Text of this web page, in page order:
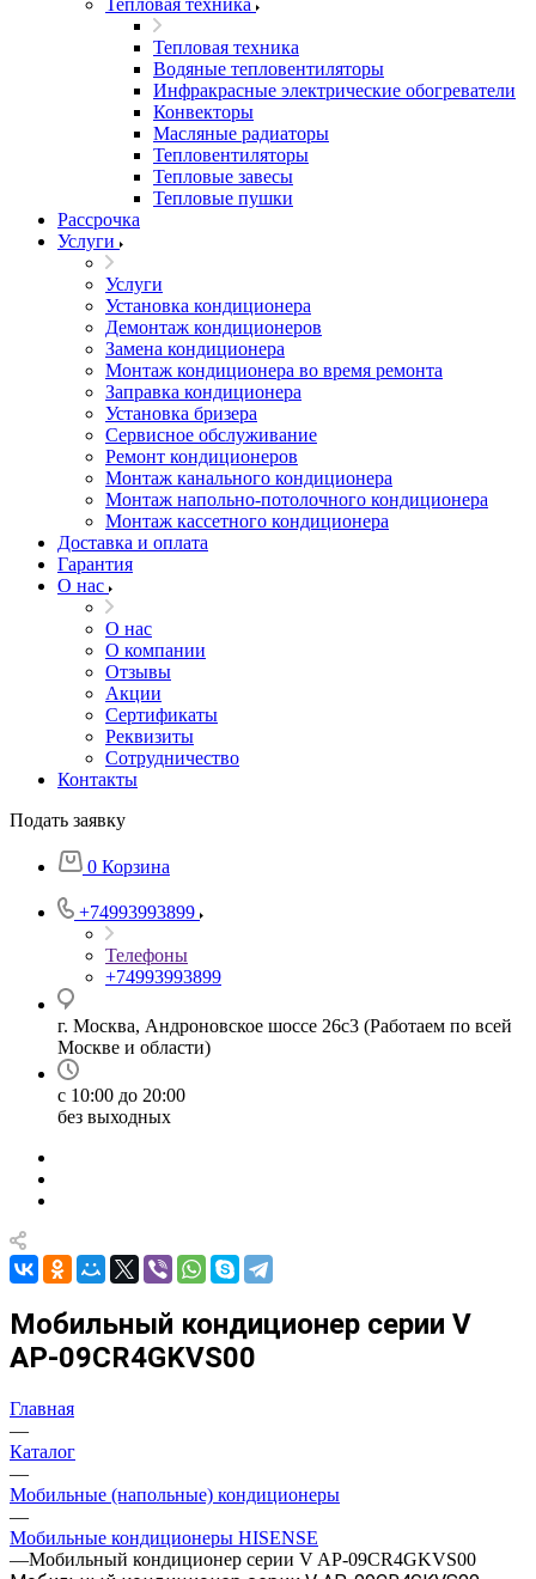
Тепловая техника
Тепловая техника
Водяные тепловентиляторы
Инфракрасные электрические обогреватели
Конвекторы
Масляные радиаторы
Тепловентиляторы
Тепловые завесы
Тепловые пушки
Рассрочка
Услуги
Услуги
Установка кондиционера
Демонтаж кондиционеров
Замена кондиционера
Монтаж кондиционера во время ремонта
Заправка кондиционера
Установка бризера
Сервисное обслуживание
Ремонт кондиционеров
Монтаж канального кондиционера
Монтаж напольно-потолочного кондиционера
Монтаж кассетного кондиционера
Доставка и оплата
Гарантия
О нас
О нас
О компании
Отзывы
Акции
Cертификаты
Реквизиты
Сотрудничество
Контакты
Подать заявку
0 Корзина
+74993993899
Телефоны
+74993993899
г. Москва, Андроновское шоссе 26с3 (Работаем по всей
Москве и области)
с 10:00 до 20:00
без выходных
Мобильный кондиционер cерии V
AP-09CR4GKVS00
Главная
—
Каталог
—
Мобильные (напольные) кондиционеры
—
Мобильные кондиционеры HISENSE
—Мобильный кондиционер cерии V AP-09CR4GKVS00